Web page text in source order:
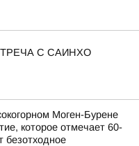
С САИНХО
Моген-Бурене
которое отмечает 60-
безотходное